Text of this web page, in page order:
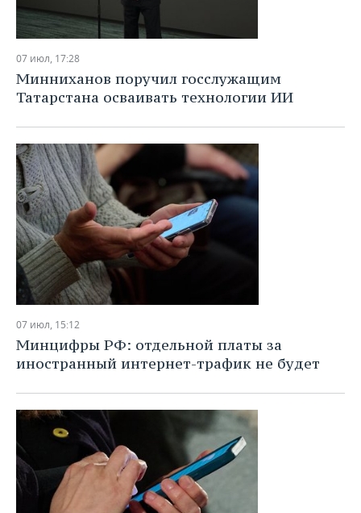
07 июл, 17:28
Минниханов поручил госслужащим
Татарстана осваивать технологии ИИ
07 июл, 15:12
Минцифры РФ: отдельной платы за
иностранный интернет-трафик не будет